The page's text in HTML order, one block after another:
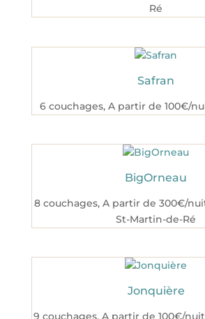
Ré
Safran
6 couchages, A partir de 100€/
BigOrneau
8 couchages, A partir de 300€/
St-Martin-de-Ré
Jonquière
9 couchages,A partir de 100€/nuit